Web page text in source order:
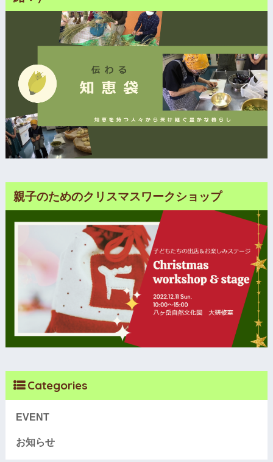
親子のためのクリスマスワークショップ
Categories
EVENT
お知らせ